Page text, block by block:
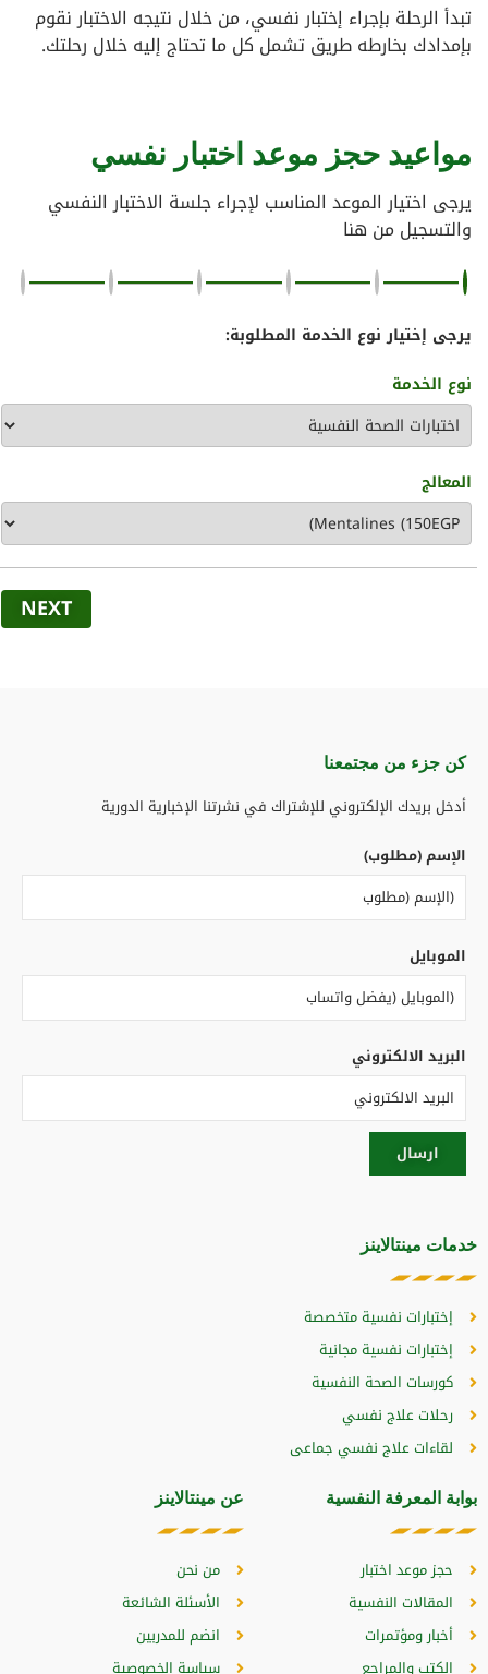
تبدأ الرحلة بإجراء إختبار نفسي، من خلال نتيجه الاختبار نقوم
بإمدادك بخارطه طريق تشمل كل ما تحتاج إليه خلال رحلتك.
مواعيد حجز موعد اختبار نفسي
يرجى اختيار الموعد المناسب لإجراء جلسة الاختبار النفسي
والتسجيل من هنا
يرجى إختيار نوع الخدمة المطلوبة:
نوع الخدمة
المعالج
NEXT
عن مينتالاينز
من نحن
الأسئلة الشائعة
انضم للمدربين
سياسة الخصوصية
بوابة المعرفة النفسية
حجز موعد اختبار
المقالات النفسية
أخبار ومؤتمرات
الكتب والمراجع
خدمات مينتالاينز
إختبارات نفسية متخصصة
إختبارات نفسية مجانية
كورسات الصحة النفسية
رحلات علاج نفسي
لقاءات علاج نفسي جماعى
كن جزء من مجتمعنا​
أدخل بريدك الإلكتروني للإشتراك في نشرتنا الإخبارية الدورية
الإسم (مطلوب)
الموبايل
البريد الالكتروني